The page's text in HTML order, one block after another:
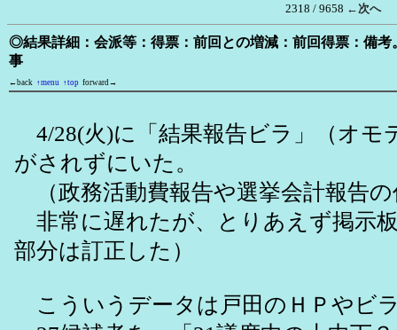
2318 / 9658 ←次へ
◎結果詳細：会派等：得票：前回との増減：前回得票：備考
事
←back ↑menu ↑top forward→
4/28(火)に「結果報告ビラ」（オモ
がされずにいた。
（政務活動費報告や選挙会計報告
非常に遅れたが、とりあえず掲示
部分は訂正した）
こういうデータは戸田のＨＰやビ